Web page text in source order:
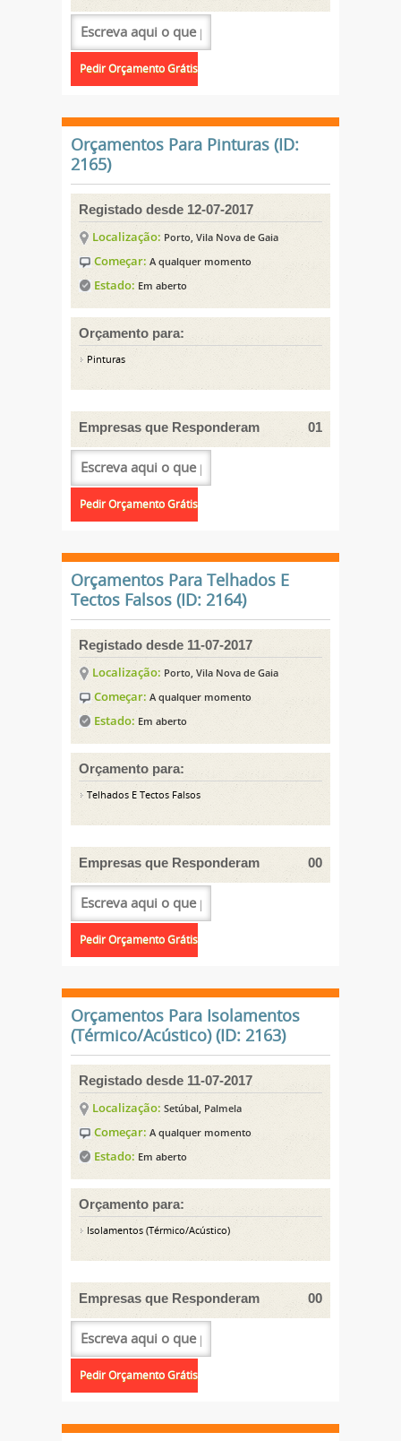
Orçamentos Para Pinturas (ID:
2165)
Registado desde 12-07-2017
Localização: Porto, Vila Nova de Gaia
Começar: A qualquer momento
Estado: Em aberto
Orçamento para:
Pinturas
Empresas que Responderam 01
Orçamentos Para Telhados E
Tectos Falsos (ID: 2164)
Registado desde 11-07-2017
Localização: Porto, Vila Nova de Gaia
Começar: A qualquer momento
Estado: Em aberto
Orçamento para:
Telhados E Tectos Falsos
Empresas que Responderam 00
Orçamentos Para Isolamentos
(Térmico/Acústico) (ID: 2163)
Registado desde 11-07-2017
Localização: Setúbal, Palmela
Começar: A qualquer momento
Estado: Em aberto
Orçamento para:
Isolamentos (Térmico/Acústico)
Empresas que Responderam 00